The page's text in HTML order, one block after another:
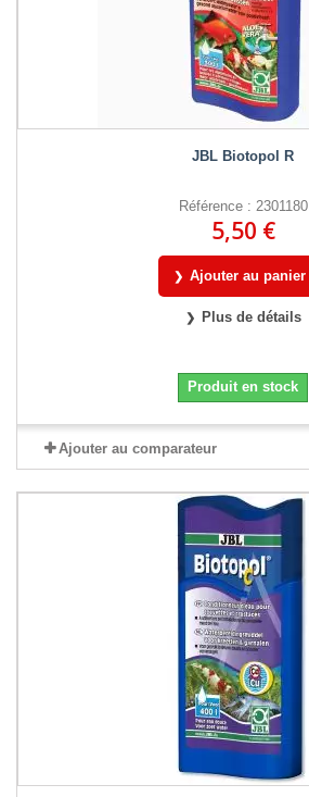
JBL Biotopol R
Référence : 2301180
5,50 €
Ajouter au panier
Plus de détails
Produit en stock
Ajouter au comparateur